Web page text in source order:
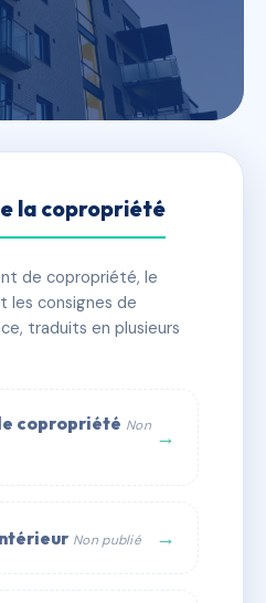
DUC
29200 BREST
lots 🏗 1 bâtiment(s)
💬 WhatsApp
la copropriété
de copropriété, le
les consignes de
traduits en plusieurs
copropriété Non →
Non publié →